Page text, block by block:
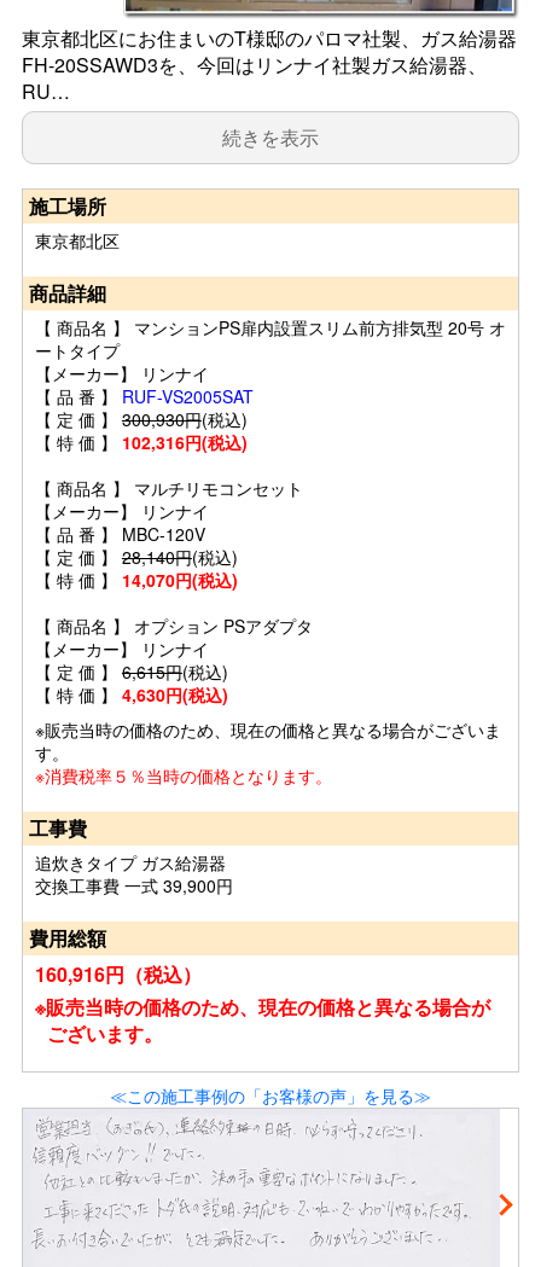
東京都北区にお住まいのT様邸のパロマ社製、ガス給湯器
FH-20SSAWD3を、今回はリンナイ社製ガス給湯器、
RU…
続きを表示
施工場所
東京都北区
商品詳細
【 商品名 】 マンションPS扉内設置スリム前方排気型 20号 オ
ートタイプ
【メーカー】 リンナイ
【 品 番 】 RUF-VS2005SAT
【 定 価 】 300,930円(税込)
【 特 価 】 102,316円(税込)
【 商品名 】 マルチリモコンセット
【メーカー】 リンナイ
【 品 番 】 MBC-120V
【 定 価 】 28,140円(税込)
【 特 価 】 14,070円(税込)
【 商品名 】 オプション PSアダプタ
【メーカー】 リンナイ
【 定 価 】 6,615円(税込)
【 特 価 】 4,630円(税込)
※販売当時の価格のため、現在の価格と異なる場合がございま
す。
※消費税率５％当時の価格となります。
工事費
追炊きタイプ ガス給湯器
交換工事費 一式 39,900円
費用総額
160,916円（税込）
※販売当時の価格のため、現在の価格と異なる場合が
ございます。
≪この施工事例の「お客様の声」を見る≫